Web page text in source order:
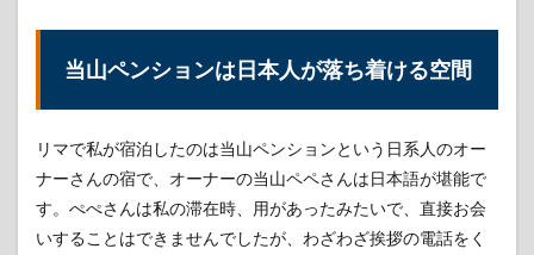
当山ペンションは日本人が落ち着ける空間
リマで私が宿泊したのは当山ペンションという日系人のオー
ナーさんの宿で、オーナーの当山ペペさんは日本語が堪能で
す。ぺぺさんは私の滞在時、用があったみたいで、直接お会
いすることはできませんでしたが、わざわざ挨拶の電話をく